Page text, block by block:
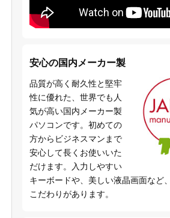
安心の国内メーカー製
品質が高く耐久性と堅牢
性に優れた、世界でも人
気が高い国内メーカー製
パソコンです。初めての
方からビジネスマンまで
安心して長くお使いいた
だけます。入力しやすい
キーボードや、美しい液晶画面など
こだわりがあります。